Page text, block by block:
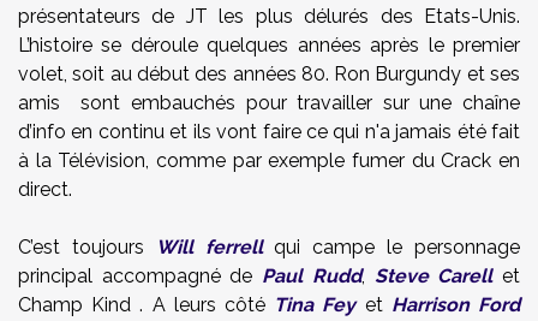
présentateurs de JT les plus délurés des Etats-Unis.
L’histoire se déroule quelques années après le premier
volet, soit au début des années 80. Ron Burgundy et ses
amis sont embauchés pour travailler sur une chaîne
d’info en continu et ils vont faire ce qui n'a jamais été fait
à la Télévision, comme par exemple fumer du Crack en
direct.
C’est toujours Will ferrellqui campe le personnage
principal accompagné de Paul Rudd, Steve Carellet
Champ Kind . A leurs côté Tina Feyet Harrison Ford